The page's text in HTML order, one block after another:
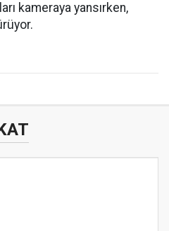
kameraya yansırken,